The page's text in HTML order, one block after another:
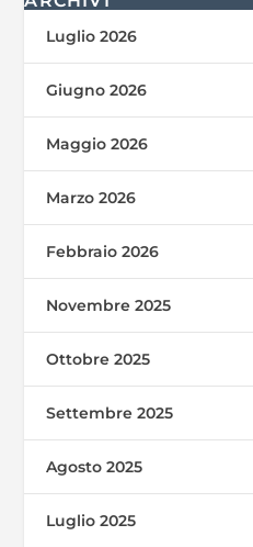
Luglio 2026
Giugno 2026
Maggio 2026
Marzo 2026
Febbraio 2026
Novembre 2025
Ottobre 2025
Settembre 2025
Agosto 2025
Luglio 2025